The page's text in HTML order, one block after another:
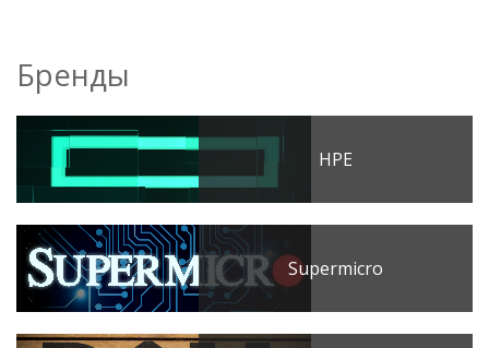
Бренды
HPE
Supermicro